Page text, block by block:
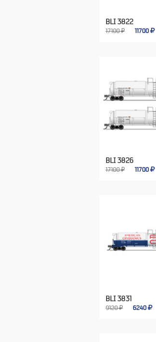
BLI 3822
17100 ₽ 11700
BLI 3826
17100 ₽ 11700
BLI 3831
9120 ₽ 6240